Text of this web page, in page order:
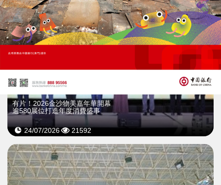
有片！2026金沙物美嘉年華開幕
逾580展位打造年度消費盛事
播放
24/07/2026 21592